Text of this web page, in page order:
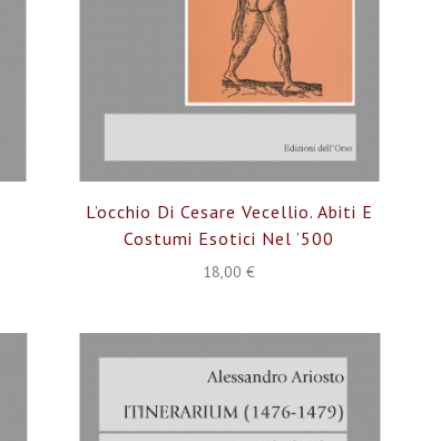
L’occhio Di Cesare Vecellio. Abiti E
Costumi Esotici Nel ’500
18,00 €